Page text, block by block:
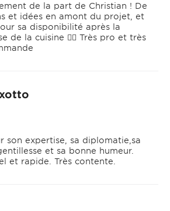
de la part de Christian ! De
et idées en amont du projet, et
sa disponibilité après la
de la cuisine 👍🏻 Très pro et très
son expertise, sa diplomatie,sa
et sa bonne humeur.
et rapide. Très contente.